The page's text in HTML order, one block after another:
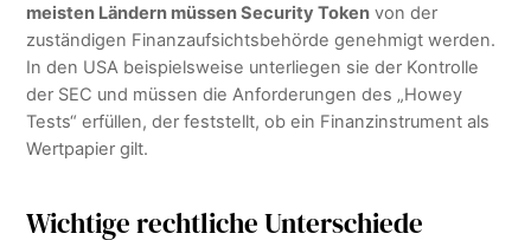
meisten Ländern müssen Security Token von der
zuständigen Finanzaufsichtsbehörde genehmigt werden.
In den USA beispielsweise unterliegen sie der Kontrolle
der SEC und müssen die Anforderungen des „Howey
Tests“ erfüllen, der feststellt, ob ein Finanzinstrument als
Wertpapier gilt.
Wichtige rechtliche Unterschiede